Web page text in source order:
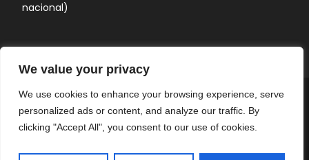
We value your privacy
We use cookies to enhance your browsing experience, serve
personalized ads or content, and analyze our traffic. By
clicking "Accept All", you consent to our use of cookies.
nacional)
Algarve Paint Store © 2024. Todos os
direitos reservados. Desenvolvido por
AORUBRO.PT